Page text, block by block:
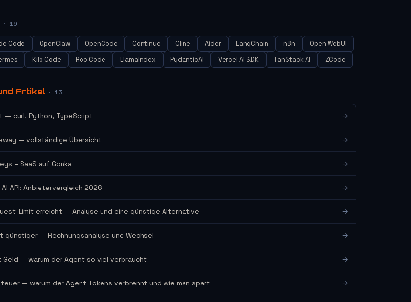
· 19
Code OpenClaw OpenCode Continue Cline Aider LangChain n8n
Open WebUI
Kilo Code Roo Code LlamaIndex PydanticAI Vercel AI SDK TanStack AI ZCode
Artikel · 13
— curl, Python, TypeScript →
— vollständige Übersicht →
– SaaS auf Gonka →
API: Anbietervergleich 2026 →
Limit erreicht — Analyse und eine günstige Alternative →
günstiger — Rechnungsanalyse und Wechsel →
Geld — warum der Agent so viel verbraucht →
teuer — warum der Agent Tokens verbrennt und wie man spart →